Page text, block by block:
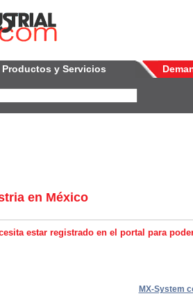
y Servicios
en México
estar registrado en el portal para
MX-System